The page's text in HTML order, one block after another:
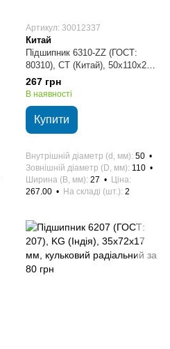
Артикул: 30012337
Китай
Підшипник 6310-ZZ (ГОСТ:
80310), CT (Китай), 50х110х27
мм, кульковий радіальний
267 грн
В наявності
Купити
Внутрішній діаметр (d, мм) 50
Зовнішній діаметр (D, мм) 110
Ширина (B, мм) 27
Ціна
267.00
На складі (шт.) 2